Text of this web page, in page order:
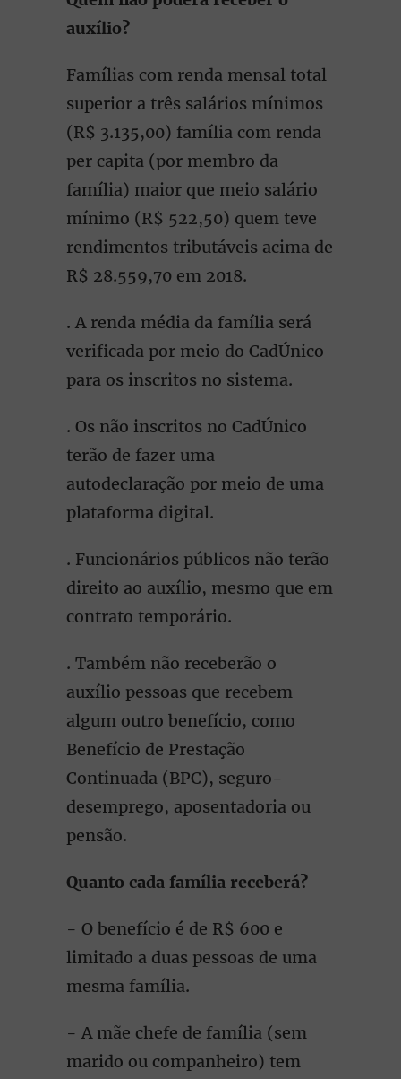
auxílio?
Famílias com renda mensal total
superior a três salários mínimos
(R$ 3.135,00) família com renda
per capita (por membro da
família) maior que meio salário
mínimo (R$ 522,50) quem teve
rendimentos tributáveis acima de
R$ 28.559,70 em 2018.
. A renda média da família será
verificada por meio do CadÚnico
para os inscritos no sistema.
. Os não inscritos no CadÚnico
terão de fazer uma
autodeclaração por meio de uma
plataforma digital.
. Funcionários públicos não terão
direito ao auxílio, mesmo que em
contrato temporário.
. Também não receberão o
auxílio pessoas que recebem
algum outro benefício, como
Benefício de Prestação
Continuada (BPC), seguro-
desemprego, aposentadoria ou
pensão.
Quanto cada família receberá?
- O benefício é de R$ 600 e
limitado a duas pessoas de uma
mesma família.
- A mãe chefe de família (sem
marido ou companheiro) tem